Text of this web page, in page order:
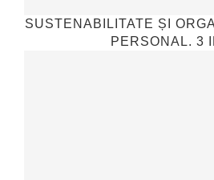
SUSTENABILITATE ȘI
PERSONAL. 3